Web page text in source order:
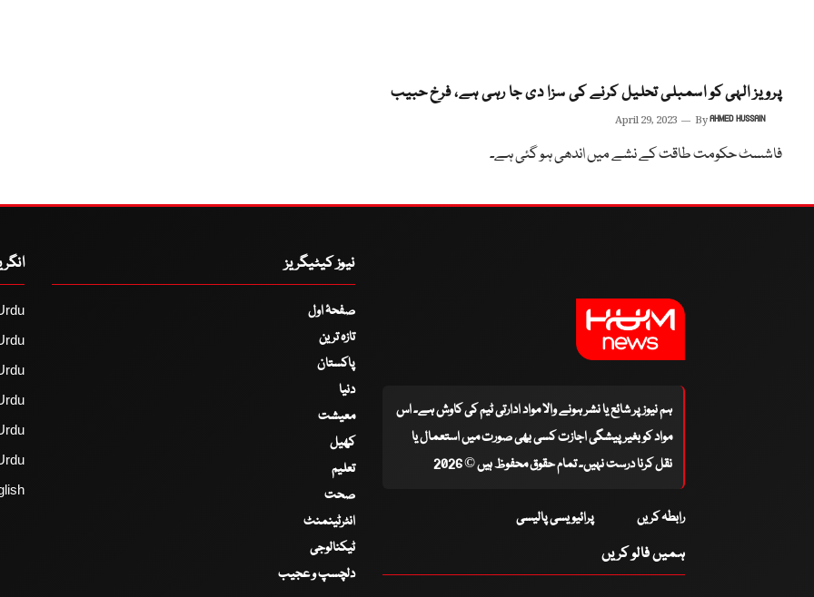
پرویز الہی کو اسمبلی تحلیل کرنے کی سزا دی جا رہی ہے، فرخ حبیب
April 29, 2023 ByAHMED HUSSAIN
فاشسٹ حکومت طاقت کے نشے میں اندھی ہو گئی ہے۔
ہم نیوز پر شائع یا نشر ہونے والا مواد ادارتی ٹیم کی کاوش ہے۔ اس
مواد کو بغیر پیشگی اجازت کسی بھی صورت میں استعمال یا
نقل کرنا درست نہیں۔ تمام حقوق محفوظ ہیں © 2026
رابطہ کریں پرائیویسی پالیسی
ہمیں فالو کریں
نیوز کیٹیگریز
صفحۂ اول
تازہ ترین
پاکستان
دنیا
معیشت
کھیل
تعلیم
صحت
انٹرٹینمنٹ
ٹیکنالوجی
دلچسپ و عجیب